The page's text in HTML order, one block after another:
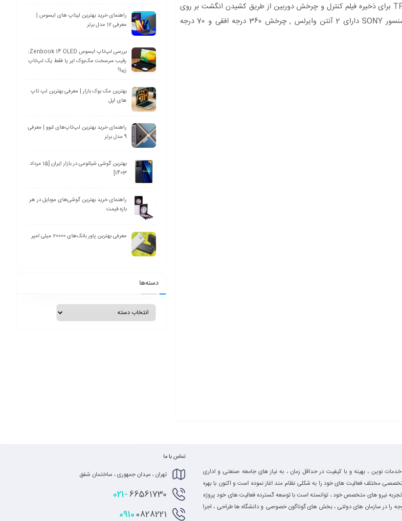
میکروفون برای شنیدن صدای محیط اطراف از راه دوردارای ورودی مموری کارت TF برای ذخیره فیلم کنترل و چرخش دوربین از طریق کشیدن انگشت بر روی
صفحه موبایل و یا نرم افزار نصب شده بر روی ویندوز لنز 3MP HD 1080pسنسور SONY دارای 2 آنتن وایرلس , چرخش 360 درجه افقی و 70 درجه
راهنمای خرید بهترین لپتاپ های ایسوس |
معرفی 12 مدل برتر
بررسی لپ‌تاپ ایسوس Zenbook 14 OLED:
رقیب سرسخت مک‌بوک ایر یا فقط یک لپ‌تاپ
زیبا؟
بهترین مک بوک بازار | معرفی بهترین لپ تاپ
های اپل
راهنمای خرید بهترین لپ‌تاپ‌های لنوو | معرفی
9 مدل برتر
بهترین گوشی شیائومی در بازار ایران [15 مرداد
1403]
راهنمای خرید بهترین گوشی‌های موبایل در هر
بازه قیمت
معرفی بهترین پاور بانک‌های 20000 میلی امپر
دسته‌ها
خدمات نوین ، بهینه و با کیفیت در حداقل زمان ، به نیاز های جامعه صنعتی و اداری
مختلف فعالیت های خود را به شکلی نظام مند اغاز نموده است و اکنون با بهره
نیرو های متخصص خود ، توانسته است با توسعه گسترده فعالیت های خود پروژه
را در سازمان های دولتی ، بخش های گوناگون خصوصی و دانشگاه ها طراحی ، اجرا
تماس با ما
تهران ، میدان جمهوری ، ساختمان شفق
021-66561730
09100828221